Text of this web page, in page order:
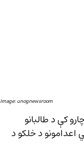
Image: unognewsroom
کې د طالبانو
د خلکو د